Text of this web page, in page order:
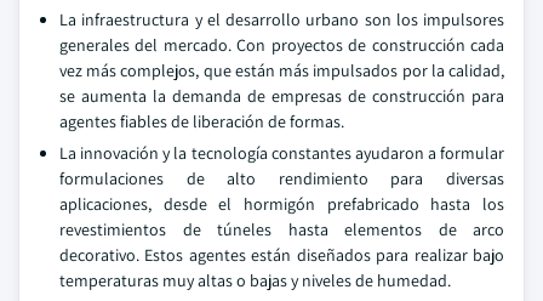
La infraestructura y el desarrollo urbano son los impulsores
generales del mercado. Con proyectos de construcción cada
vez más complejos, que están más impulsados por la calidad,
se aumenta la demanda de empresas de construcción para
agentes fiables de liberación de formas.
La innovación y la tecnología constantes ayudaron a formular
formulaciones de alto rendimiento para diversas
aplicaciones, desde el hormigón prefabricado hasta los
revestimientos de túneles hasta elementos de arco
decorativo. Estos agentes están diseñados para realizar bajo
temperaturas muy altas o bajas y niveles de humedad.